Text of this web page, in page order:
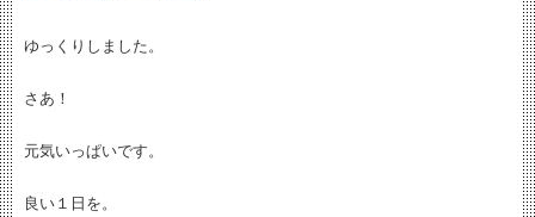
ゆっくりしました。
さあ！
元気いっぱいです。
良い１日を。